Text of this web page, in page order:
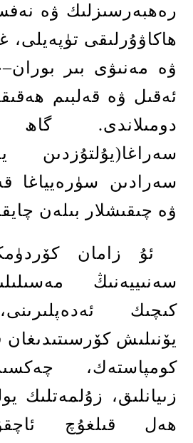
رەھبەرسىزلىك ۋە
ھاكاۋۇرلىقى
ۋە مەنىۋى بىر بوران–
ئەقىل ۋە قەلبىم
دومىلاندى.گاھ
سەراغا(يۇلتۇزدىن
سەرادىن
ۋە چىقىشلار بىلەن
ئۇ زامان
سەنىييەنىڭ
كىچىك
يۆنىلىش كۆرسىتىدىغان
كومپاستەك،
زىيانلىق، زۇلمەتلىك
ھەل قىلغۇچ